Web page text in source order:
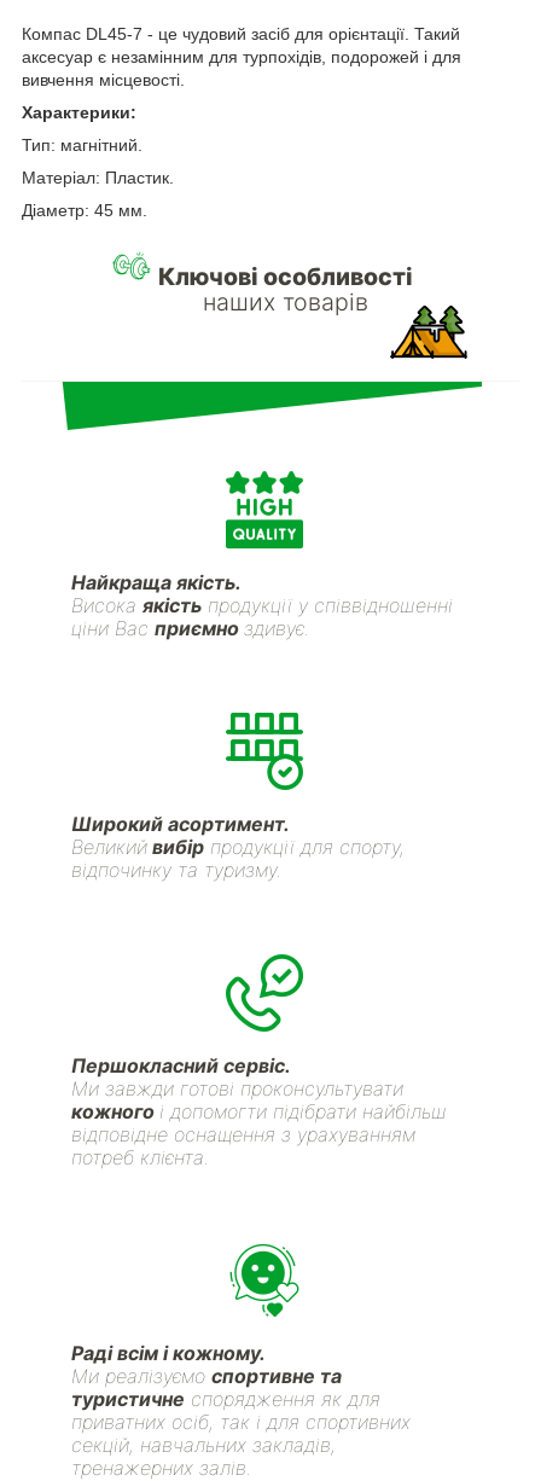
Компас DL45-7 - це чудовий засіб для орієнтації. Такий
аксесуар є незамінним для турпохідів, подорожей і для
вивчення місцевості.
Характерики:
Тип: магнітний.
Матеріал: Пластик.
Діаметр: 45 мм.
Ключові особливості
наших товарів
Найкраща якість.
Висока якість продукції у співвідношенні
ціни Вас приємно здивує.
Широкий асортимент.
Великий вибір продукції для спорту,
відпочинку та туризму.
Першокласний сервіс.
Ми завжди готові проконсультувати
кожного і допомогти підібрати найбільш
відповідне оснащення з урахуванням
потреб клієнта.
Раді всім і кожному.
Ми реалізуємо спортивне та
туристичне спорядження як для
приватних осіб, так і для спортивних
секцій, навчальних закладів,
тренажерних залів.